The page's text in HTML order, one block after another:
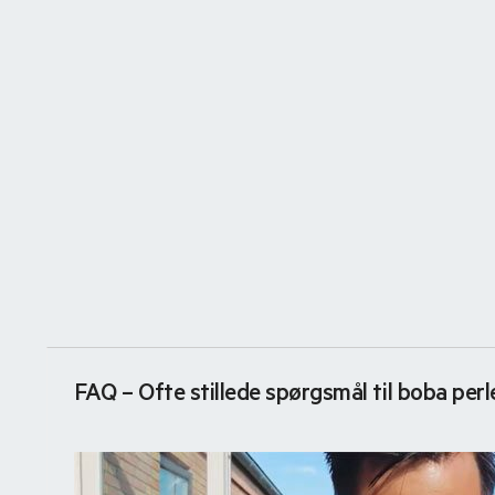
FAQ – Ofte stillede spørgsmål til boba